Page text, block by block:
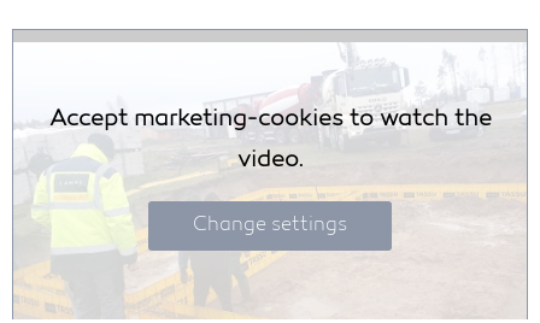
Accept marketing-cookies to watch the
video.
Change settings